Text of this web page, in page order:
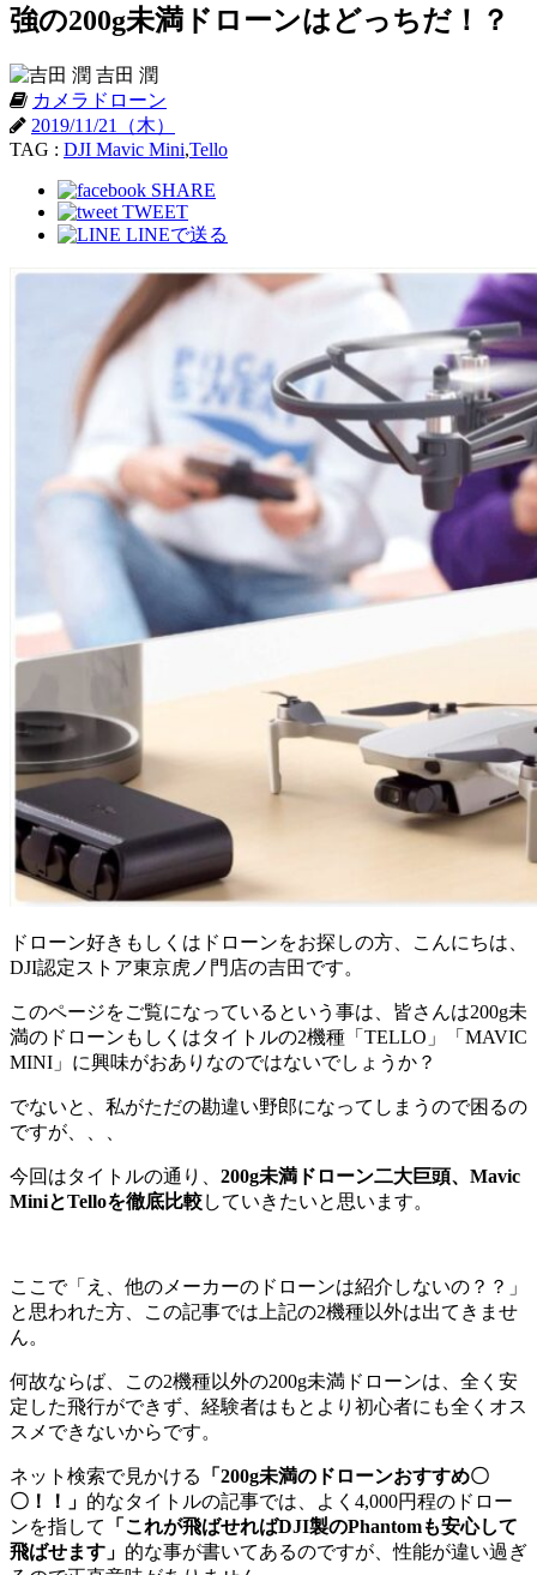
強の200g未満ドローンはどっちだ！？
吉田 潤
カメラドローン
2019/11/21（木）
TAG : DJI Mavic Mini,Tello
SHARE
TWEET
LINEで送る
ドローン好きもしくはドローンをお探しの方、こんにちは、
DJI認定ストア東京虎ノ門店の吉田です。
このページをご覧になっているという事は、皆さんは200g未
満のドローンもしくはタイトルの2機種「TELLO」「MAVIC
MINI」に興味がおありなのではないでしょうか？
でないと、私がただの勘違い野郎になってしまうので困るの
ですが、、、
今回はタイトルの通り、 200g未満ドローン二大巨頭、Mavic
MiniとTelloを徹底比較していきたいと思います。
ここで「え、他のメーカーのドローンは紹介しないの？？」
と思われた方、この記事では上記の2機種以外は出てきませ
ん。
何故ならば、この2機種以外の200g未満ドローンは、全く安
定した飛行ができず、経験者はもとより初心者にも全くオス
スメできないからです。
ネット検索で見かける
「200g未満のドローンおすすめ〇
〇！！」 的なタイトルの記事では、よく4,000円程のドロー
ンを指して
「これが飛ばせればDJI製のPhantomも安心して
飛ばせます」 的な事が書いてあるのですが、性能が違い過ぎ